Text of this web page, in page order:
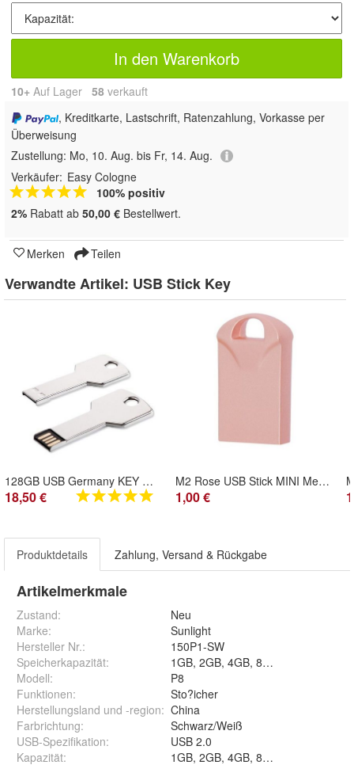
In den Warenkorb
10+ Auf Lager 58 verkauft
, Kreditkarte, Lastschrift, Ratenzahlung, Vorkasse per
Überweisung
Zustellung: Mo, 10. Aug. bis Fr, 14. Aug.
Verkäufer: Easy Cologne
100% positiv
2% Rabatt ab 50,00 € Bestellwert.
Merken Teilen
Verwandte Artikel: USB Stick Key
128GB USB Germany KEY Chrome USB Stick Silber Schlüssel USB Flash Drive 2.0
18,50 €
M2 Rose USB Stick MINI Metall USB Flash Drive 2.0 Ultra klein idealer Zusatzspeicher
1,00 €
Produktdetails Zahlung, Versand & Rückgabe
Artikelmerkmale
Zustand:
Neu
Marke:
Sunlight
Hersteller Nr.:
150P1-SW
Speicherkapazität:
1GB, 2GB, 4GB, 8GB, 16GB, 32GB
Modell:
P8
Funktionen:
Sto?icher
Herstellungsland und -region: China
Farbrichtung:
Schwarz/Weiß
USB-Spezifikation:
USB 2.0
Kapazität: